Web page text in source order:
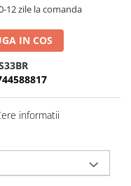
12 zile la comanda
IN COS
informatii